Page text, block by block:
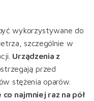
wykorzystywane do
szczególnie w
Urządzenia z
przed
stężenia oparów.
najmniej raz na pół